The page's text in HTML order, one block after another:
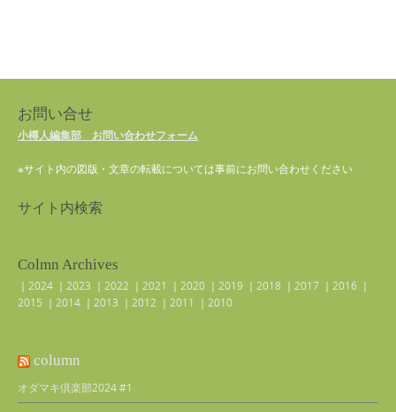
お問い合せ
小樽人編集部 お問い合わせフォーム
※サイト内の図版・文章の転載については事前にお問い合わせください
サイト内検索
Colmn Archives
｜ 2024 ｜ 2023 ｜ 2022 ｜ 2021 ｜ 2020 ｜ 2019 ｜ 2018 ｜ 2017 ｜ 2016 ｜
2015 ｜ 2014 ｜ 2013 ｜ 2012 ｜ 2011 ｜ 2010
column
オダマキ倶楽部2024 #1